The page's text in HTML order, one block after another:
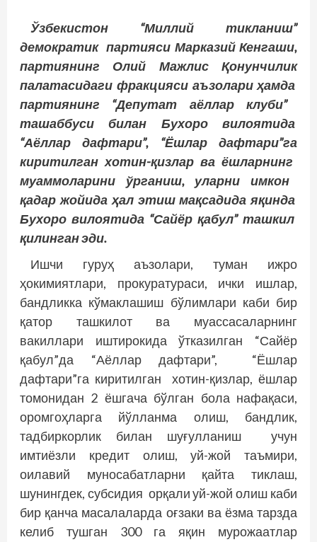
Ўзбекистон “Миллий тикланиш”
демократикпартияси МарказийКенгаши,
партиянинг Олий МажлисҚонунчилик
палатасидаги фракциясиаъзолариҳамда
партиянинг “Депутат аёлларклуби”
ташаббуси билан Бухоровилоятида
“Аёллар дафтари”, “Ёшлардафтари”га
киритилган хотин-қизлар ва ёшларнинг
муаммоларини ўрганиш, уларни имкон
қадар жо­йидаҳалэтишмақсадида яқинда
Бухоро вилоятида “Сайёр қабул” ташкил
қилинганэди.
Ишчи гуруҳ аъзолари, туман ижро
ҳокимиятлари, прокуратураси, ички ишлар,
бандликка кўмаклашиш бўлимлари каби бир
қатор ташкилот ва муассасаларнинг
вакиллари иштирокида ўтказилган “Сайёр
қабул”да “Аёллар дафтари”, “Ёшлар
дафтари”га киритилган хотин-қизлар, ёшлар
томонидан 2 ёшгача бўлган бола нафақаси,
оромгоҳларга йўлланма олиш, бандлик,
тадбиркорлик билан шуғулланиш учун
имтиёзли кредит олиш, уй-жой таъмири,
оилавий муносабатларни қайта тиклаш,
шунингдек, субсидия орқали уй-жой олиш каби
бир қанча масалаларда оғзаки ва ёзма тарзда
келиб тушган 300 га яқин мурожаатлар